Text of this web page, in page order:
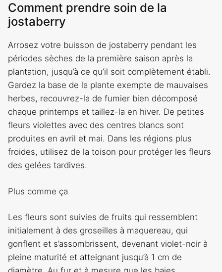
Comment prendre soin de la
jostaberry
Arrosez votre buisson de jostaberry pendant les
périodes sèches de la première saison après la
plantation, jusqu’à ce qu’il soit complètement établi.
Gardez la base de la plante exempte de mauvaises
herbes, recouvrez-la de fumier bien décomposé
chaque printemps et taillez-la en hiver. De petites
fleurs violettes avec des centres blancs sont
produites en avril et mai. Dans les régions plus
froides, utilisez de la toison pour protéger les fleurs
des gelées tardives.
Plus comme ça
Les fleurs sont suivies de fruits qui ressemblent
initialement à des groseilles à maquereau, qui
gonflent et s’assombrissent, devenant violet-noir à
pleine maturité et atteignant jusqu’à 1 cm de